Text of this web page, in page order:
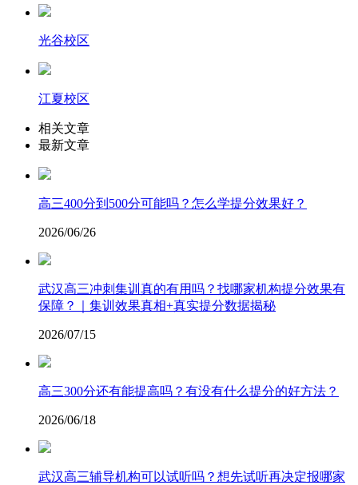
光谷校区
江夏校区
相关文章
最新文章
高三400分到500分可能吗？怎么学提分效果好？
2026/06/26
武汉高三冲刺集训真的有用吗？找哪家机构提分效果有
保障？｜集训效果真相+真实提分数据揭秘
2026/07/15
高三300分还有能提高吗？有没有什么提分的好方法？
2026/06/18
武汉高三辅导机构可以试听吗？想先试听再决定报哪家